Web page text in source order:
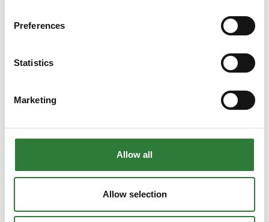
Preferences
Statistics
Marketing
Allow all
Allow selection
Hydrema Danmark
Linka Energy A/S
Brian Pedersen
Calvex A/S TL Outdoor ApS
Brian Sandfeld
Sælger
Brdr. Holst Sørensen
A/S
Britta Lessow
Projektleder
Partner
Marketing
Projektingeniør